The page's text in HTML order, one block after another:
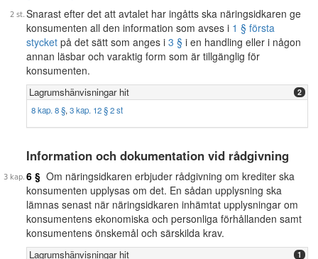
Snarast efter det att avtalet har ingåtts ska näringsidkaren ge
konsumenten all den information som avses i 1 § första
stycket på det sätt som anges i 3 § i en handling eller i någon
annan läsbar och varaktig form som är tillgänglig för
konsumenten.
Lagrumshänvisningar hit 2
8 kap. 8 §, 3 kap. 12 § 2 st
Information och dokumentation vid rådgivning
6 § Om näringsidkaren erbjuder rådgivning om krediter ska
konsumenten upplysas om det. En sådan upplysning ska
lämnas senast när näringsidkaren inhämtat upplysningar om
konsumentens ekonomiska och personliga förhållanden samt
konsumentens önskemål och särskilda krav.
Lagrumshänvisningar hit 1